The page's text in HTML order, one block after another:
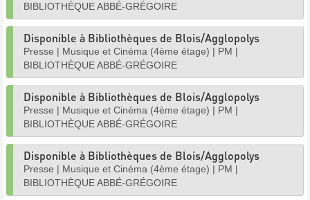
BIBLIOTHÈQUE ABBÉ-GRÉGOIRE
Disponible à Bibliothèques de Blois/Agglopolys
Presse | Musique et Cinéma (4ème étage) | PM |
BIBLIOTHÈQUE ABBÉ-GRÉGOIRE
Disponible à Bibliothèques de Blois/Agglopolys
Presse | Musique et Cinéma (4ème étage) | PM |
BIBLIOTHÈQUE ABBÉ-GRÉGOIRE
Disponible à Bibliothèques de Blois/Agglopolys
Presse | Musique et Cinéma (4ème étage) | PM |
BIBLIOTHÈQUE ABBÉ-GRÉGOIRE